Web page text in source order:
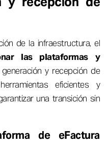
de la infraestructura, el
las plataformas y
y recepción de
eficientes y
una transición sin
de eFactura